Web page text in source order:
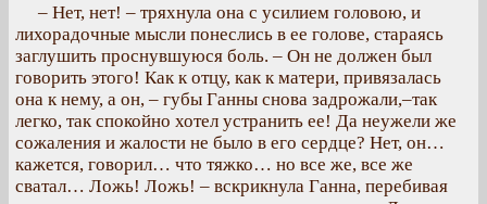
– Нет, нет! – тряхнула она с усилием головою, и
лихорадочные мысли понеслись в ее голове, стараясь
заглушить проснувшуюся боль. – Он не должен был
говорить этого! Как к отцу, как к матери, привязалась
она к нему, а он, – губы Ганны снова задрожали,–так
легко, так спокойно хотел устранить ее! Да неужели же
сожаления и жалости не было в его сердце? Нет, он…
кажется, говорил… что тяжко… но все же, все же
сватал… Ложь! Ложь! – вскрикнула Ганна, перебивая